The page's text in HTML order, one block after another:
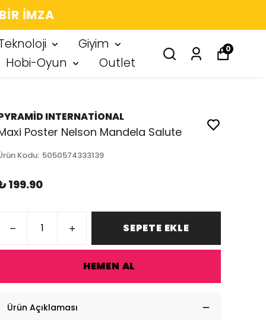
Giyim
Hobi-Oyun Outlet
0
INTERNATİONAL
Poster Nelson Mandela Salute
Kodu: 5050574333139
199.90
SEPETE EKLE
HEMEN AL
Ürün Açıklaması